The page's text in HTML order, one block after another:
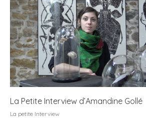
La Petite Interview d’Amandine Gollé
La petite Interview